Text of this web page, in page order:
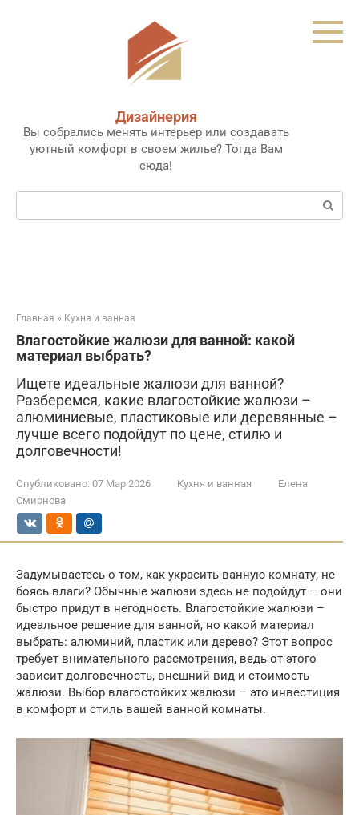
Дизайнерия
Вы собрались менять интерьер или создавать
уютный комфорт в своем жилье? Тогда Вам
сюда!
Поиск:
Главная » Кухня и ванная
Влагостойкие жалюзи для ванной: какой
материал выбрать?
Ищете идеальные жалюзи для ванной?
Разберемся, какие влагостойкие жалюзи –
алюминиевые, пластиковые или деревянные –
лучше всего подойдут по цене, стилю и
долговечности!
Опубликовано: 07 Мар 2026 Кухня и ванная
Елена
Смирнова
Задумываетесь о том, как украсить ванную комнату, не
боясь влаги? Обычные жалюзи здесь не подойдут – они
быстро придут в негодность. Влагостойкие жалюзи –
идеальное решение для ванной, но какой материал
выбрать: алюминий, пластик или дерево? Этот вопрос
требует внимательного рассмотрения, ведь от этого
зависит долговечность, внешний вид и стоимость
жалюзи. Выбор влагостойких жалюзи – это инвестиция
в комфорт и стиль вашей ванной комнаты.